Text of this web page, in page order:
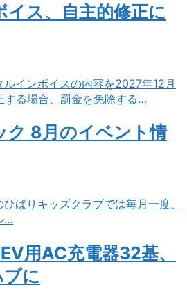
ス、自主的修正に
インボイスの内容を2027年12月
する場合、罰金を免除する…
ク 8月のイベント情
ばりキッズクラブでは毎月一度、
…
用AC充電器32基、
ブに